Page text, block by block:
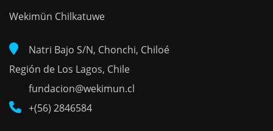
Wekimün Chilkatuwe
Natri Bajo S/N, Chonchi, Chiloé
Región de Los Lagos, Chile
fundacion@wekimun.cl
+(56) 2846584